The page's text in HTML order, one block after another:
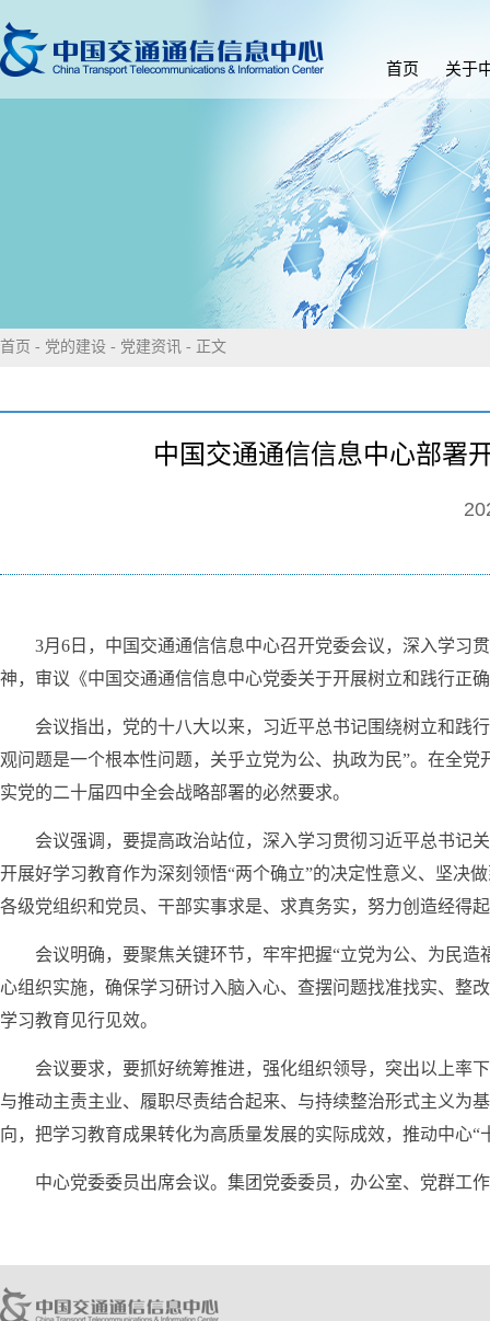
首页 关于
首页 - 党的建设 - 党建资讯 - 正文
中国交通通信信息中心部署
3月6日，中国交通通信信息中心召开党委会议，深入学习
神，审议《中国交通通信信息中心党委关于开展树立和践行正
会议指出，党的十八大以来，习近平总书记围绕树立和践
观问题是一个根本性问题，关乎立党为公、执政为民”。在全
实党的二十届四中全会战略部署的必然要求。
会议强调，要提高政治站位，深入学习贯彻习近平总书记
开展好学习教育作为深刻领悟“两个确立”的决定性意义、坚决
各级党组织和党员、干部实事求是、求真务实，努力创造经得
会议明确，要聚焦关键环节，牢牢把握“立党为公、为民
心组织实施，确保学习研讨入脑入心、查摆问题找准找实、整
学习教育见行见效。
会议要求，要抓好统筹推进，强化组织领导，突出以上率
与推动主责主业、履职尽责结合起来、与持续整治形式主义为
向，把学习教育成果转化为高质量发展的实际成效，推动中心
中心党委委员出席会议。集团党委委员，办公室、党群工